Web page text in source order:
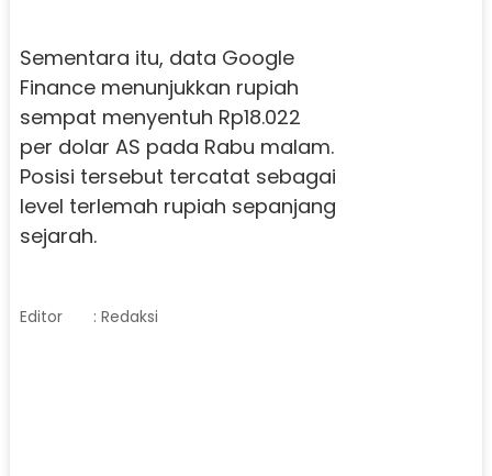
Sementara itu, data Google
Finance menunjukkan rupiah
sempat menyentuh Rp18.022
per dolar AS pada Rabu malam.
Posisi tersebut tercatat sebagai
level terlemah rupiah sepanjang
sejarah.
Editor : Redaksi